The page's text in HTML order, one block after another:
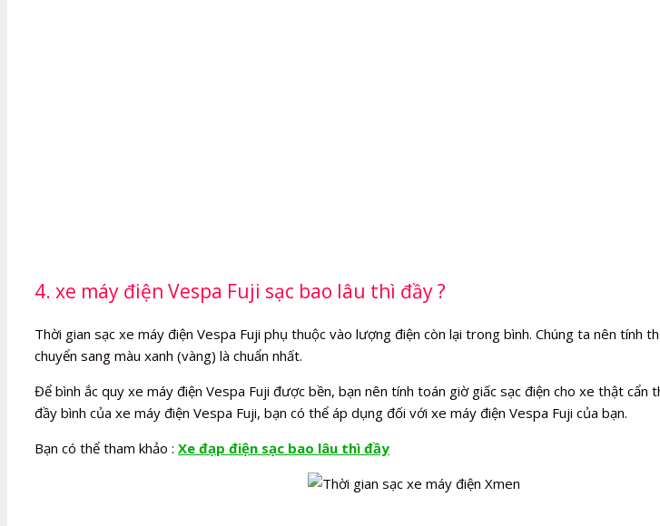
4. xe máy điện Vespa Fuji sạc bao lâu thì đầy ?
Thời gian sạc xe máy điện Vespa Fuji phụ thuộc vào lượng điện còn lại trong bình. Chúng ta nên tính
chuyển sang màu xanh (vàng) là chuẩn nhất.
Để bình ắc quy xe máy điện Vespa Fuji được bền, bạn nên tính toán giờ giấc sạc điện cho xe thật
đầy bình của xe máy điện Vespa Fuji, bạn có thể áp dụng đối với xe máy điện Vespa Fuji của bạn.
Bạn có thể tham khảo : Xe đạp điện sạc bao lâu thì đầy